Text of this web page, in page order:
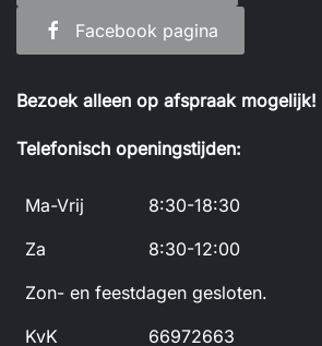
Facebook pagina
Bezoek alleen op afspraak mogelijk!
Telefonisch openingstijden:
Ma-Vrij
8:30-18:30
Za
8:30-12:00
Zon- en feestdagen gesloten.
KvK
66972663